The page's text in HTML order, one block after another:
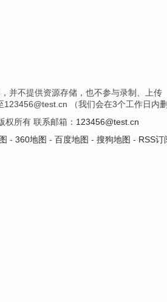
并不提供资源存储，也不参与录制、上传
（我们会在3个工作日内
权所有 联系邮箱： 123456@test.cn
- 360地图 - 百度地图 - 搜狗地图 - RSS订